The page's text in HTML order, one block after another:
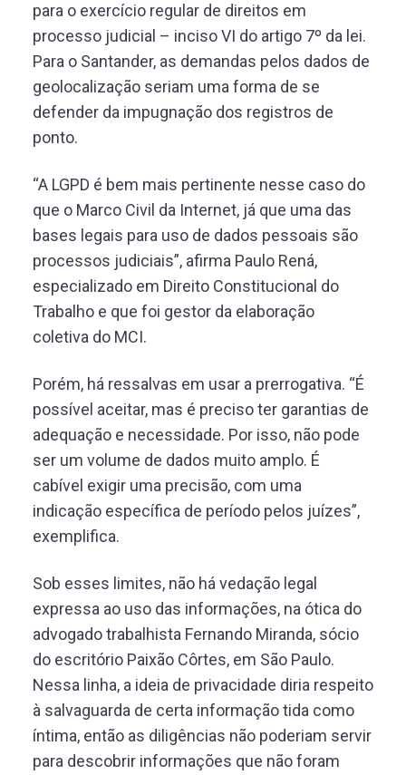
para o exercício regular de direitos em
processo judicial – inciso VI do artigo 7º da lei.
Para o Santander, as demandas pelos dados de
geolocalização seriam uma forma de se
defender da impugnação dos registros de
ponto.
“A LGPD é bem mais pertinente nesse caso do
que o Marco Civil da Internet, já que uma das
bases legais para uso de dados pessoais são
processos judiciais”, afirma Paulo Rená,
especializado em Direito Constitucional do
Trabalho e que foi gestor da elaboração
coletiva do MCI.
Porém, há ressalvas em usar a prerrogativa. “É
possível aceitar, mas é preciso ter garantias de
adequação e necessidade. Por isso, não pode
ser um volume de dados muito amplo. É
cabível exigir uma precisão, com uma
indicação específica de período pelos juízes”,
exemplifica.
Sob esses limites, não há vedação legal
expressa ao uso das informações, na ótica do
advogado trabalhista Fernando Miranda, sócio
do escritório Paixão Côrtes, em São Paulo.
Nessa linha, a ideia de privacidade diria respeito
à salvaguarda de certa informação tida como
íntima, então as diligências não poderiam servir
para descobrir informações que não foram